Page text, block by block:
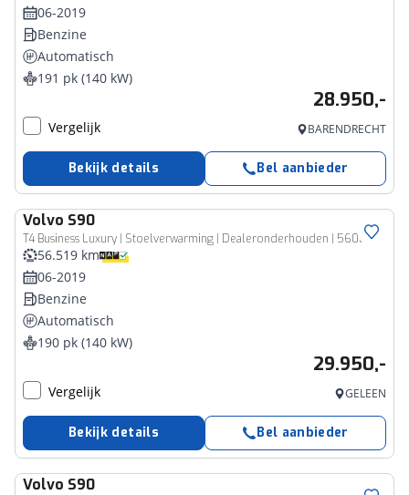
06-2019
Benzine
Automatisch
191 pk (140 kW)
28.950,-
Vergelijk BARENDRECHT
Bekijk details Bel aanbieder
Volvo S90
T4 Business Luxury | Stoelverwarming | Dealeronderhouden | 56000KM! | Parkeersensoren voor + achter | Parkeercamera | BLIS | Keyless Entree | Climate Control |
56.519 km
06-2019
Benzine
Automatisch
190 pk (140 kW)
29.950,-
Vergelijk GELEEN
Bekijk details Bel aanbieder
Volvo S90